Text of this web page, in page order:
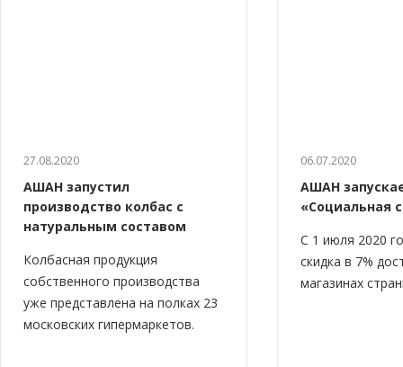
27.08.2020
АШАН запустил
производство колбас с
натуральным составом
Колбасная продукция
собственного производства
уже представлена на полках 23
московских гипермаркетов.
06.07.2020
АШАН
«Социальная
С 1 июля 2020
скидка в 7%
магазинах